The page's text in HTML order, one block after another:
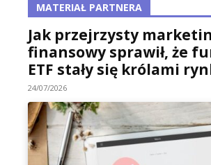
MATERIAŁ PARTNERA
Jak przejrzysty
finansowy sprawił, że
ETF stały się królami
24/07/2026